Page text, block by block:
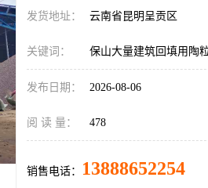
发货地址： 云南省昆明呈贡区
关键词： 保山大量建筑回填用陶
发布日期： 2026-08-06
阅 读 量： 478
销售电话： 13888652254